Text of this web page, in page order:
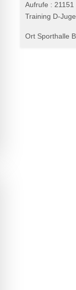
Aufrufe : 21151
Training D-
Ort Sporthalle